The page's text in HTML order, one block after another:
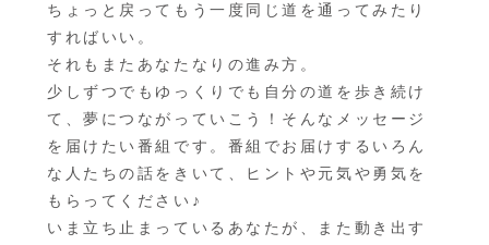
ちょっと戻ってもう一度同じ道を通ってみたり
すればいい。
それもまたあなたなりの進み方。
少しずつでもゆっくりでも自分の道を歩き続け
て、夢につながっていこう！そんなメッセージ
を届けたい番組です。番組でお届けするいろん
な人たちの話をきいて、ヒントや元気や勇気を
もらってください♪
いま立ち止まっているあなたが、また動き出す